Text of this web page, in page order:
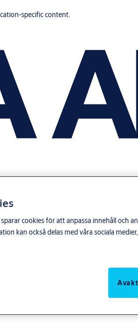
specific content.
cookies för att anpassa innehåll och
kan också delas med våra sociala